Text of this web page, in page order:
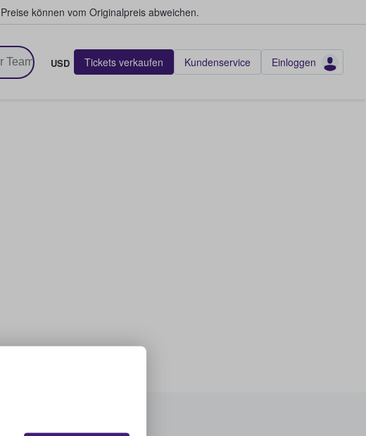
Preise können vom Originalpreis abweichen.
USD Tickets verkaufen Kundenservice Einloggen